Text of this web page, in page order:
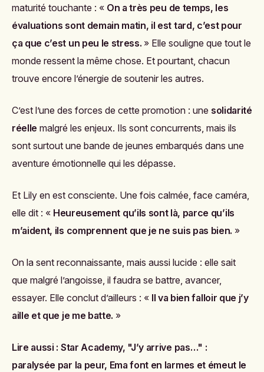
maturité touchante : « On a très peu de temps, les
évaluations sont demain matin, il est tard, c’est pour
ça que c’est un peu le stress. » Elle souligne que tout le
monde ressent la même chose. Et pourtant, chacun
trouve encore l’énergie de soutenir les autres.
C’est l’une des forces de cette promotion : une solidarité
réelle malgré les enjeux. Ils sont concurrents, mais ils
sont surtout une bande de jeunes embarqués dans une
aventure émotionnelle qui les dépasse.
Et Lily en est consciente. Une fois calmée, face caméra,
elle dit : « Heureusement qu’ils sont là, parce qu’ils
m’aident, ils comprennent que je ne suis pas bien. »
On la sent reconnaissante, mais aussi lucide : elle sait
que malgré l’angoisse, il faudra se battre, avancer,
essayer. Elle conclut d’ailleurs : « Il va bien falloir que j’y
aille et que je me batte. »
Lire aussi : Star Academy, "J’y arrive pas…" :
paralysée par la peur, Ema font en larmes et émeut le